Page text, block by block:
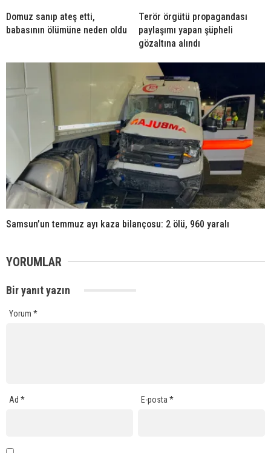
Domuz sanıp ateş etti,
babasının ölümüne neden oldu
Terör örgütü propagandası
paylaşımı yapan şüpheli
gözaltına alındı
Samsun’un temmuz ayı kaza bilançosu: 2 ölü, 960 yaralı
YORUMLAR
Bir yanıt yazın
Yorum *
Ad * E-posta*